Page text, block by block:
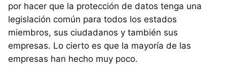
por hacer que la protección de datos tenga una
legislación común para todos los estados
miembros, sus ciudadanos y también sus
empresas. Lo cierto es que la mayoría de las
empresas han hecho muy poco.